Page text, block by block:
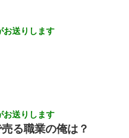
。こんな完璧な容姿を持っ
ってた
お送りします
お送りします
る職業の俺は？